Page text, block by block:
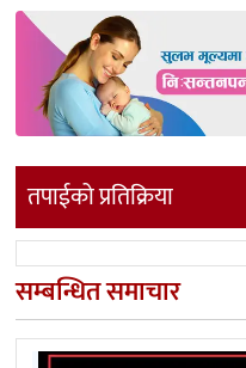
तपाईको प्रतिक्रिया
सम्बन्धित समाचार